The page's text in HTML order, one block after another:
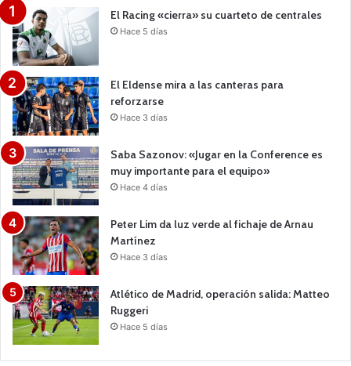
El Racing «cierra» su cuarteto de centrales
Hace 5 días
El Eldense mira a las canteras para
reforzarse
Hace 3 días
Saba Sazonov: «Jugar en la Conference es
muy importante para el equipo»
Hace 4 días
Peter Lim da luz verde al fichaje de Arnau
Martínez
Hace 3 días
Atlético de Madrid, operación salida: Matteo
Ruggeri
Hace 5 días